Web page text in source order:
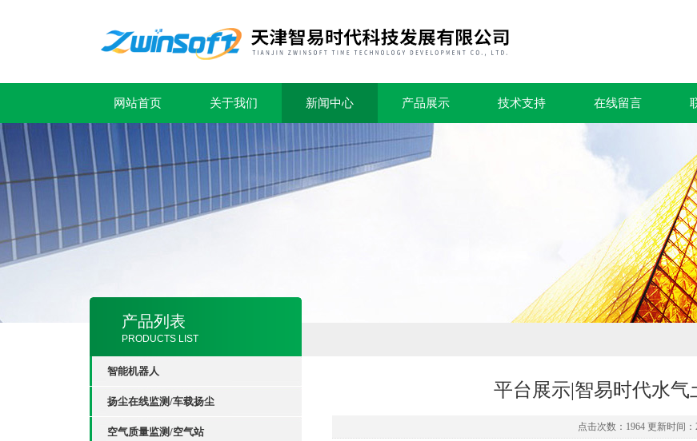
网站首页 关于我们 新闻中心 产品展示 技术支持 在线留言
产品列表
PRODUCTS LIST
智能机器人
扬尘在线监测/车载扬尘
空气质量监测/空气站
平台展示|智易时代水气
点击次数：1964 更新时间：